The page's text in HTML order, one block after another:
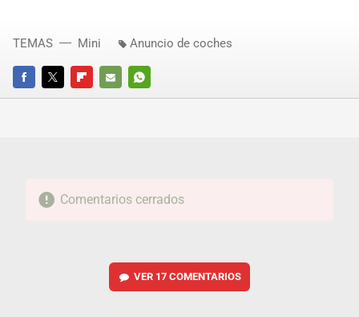
FACEBOOKTWITTERFLIPBOARD
E-
WHATSAPP
TEMAS Mini Anuncio de coches
Comentarios cerrados
VER 17 COMENTARIOS